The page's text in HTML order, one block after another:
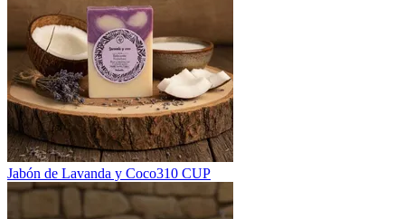
Jabón de Lavanda y Coco310 CUP